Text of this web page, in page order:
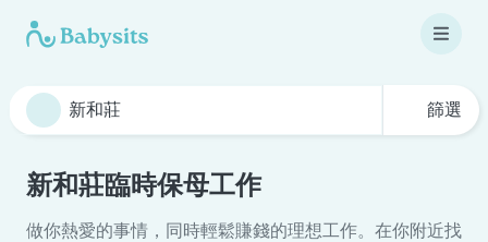
篩選
新和莊臨時保母工作
做你熱愛的事情，同時輕鬆賺錢的理想工作。在你附近找